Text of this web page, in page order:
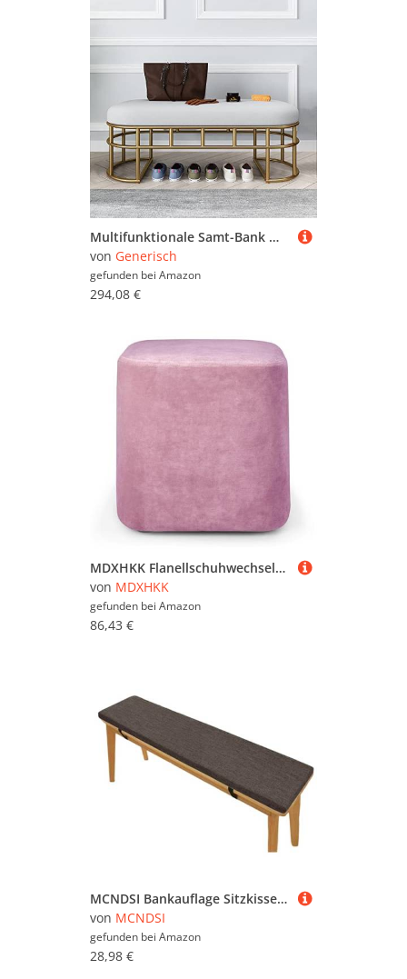
Multifunktionale Samt-Bank mit goldenem Sockel für Schlafzimmer, Esszimmer und Eingangsbereich – stilvolle Aufbewahrungs- und Sitzlösung
von Generisch
gefunden bei Amazon
294,08 €
MDXHKK Flanellschuhwechselhocker, Eingänge Bank, Kurze Ottomane Für Korridore, Schlafzimmer, Wohnzimmer,HH
von MDXHKK
gefunden bei Amazon
86,43 €
MCNDSI Bankauflage Sitzkissen Bank Bankkissen Sitzauflage Sitzpolster Sitzbank Auflage Polster fur Banke Kissen Kissenauflage for Küchenbank Gardenbank Essbank (80X30X5CM)(#15,150x35x8cm/59x14x3in)
von MCNDSI
gefunden bei Amazon
28,98 €